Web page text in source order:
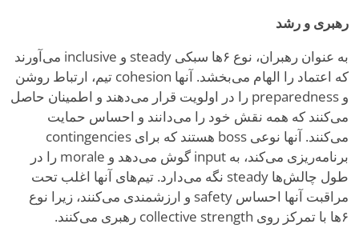
رهبری و رشد
به عنوان رهبران، نوع ۶ها سبکی steady و inclusive می‌آورند
که اعتماد را الهام می‌بخشد. آنها cohesion تیم، ارتباط روشن
و preparedness را در اولویت قرار می‌دهند و اطمینان حاصل
می‌کنند که همه نقش خود را می‌دانند و احساس حمایت
می‌کنند. آنها نوعی boss هستند که برای contingencies
برنامه‌ریزی می‌کند، به input گوش می‌دهد و morale را در
طول چالش‌ها steady نگه می‌دارد. تیم‌های آنها اغلب تحت
مراقبت آنها احساس safety و ارزشمندی می‌کنند، زیرا نوع
۶ها با تمرکز روی collective strength رهبری می‌کنند.